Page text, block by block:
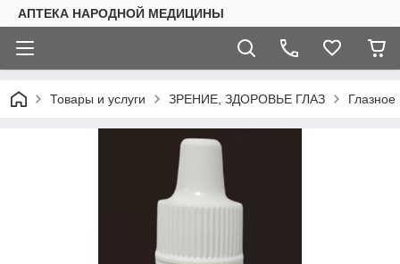
АПТЕКА НАРОДНОЙ МЕДИЦИНЫ
Товары и услуги ЗРЕНИЕ, ЗДОРОВЬЕ ГЛАЗ